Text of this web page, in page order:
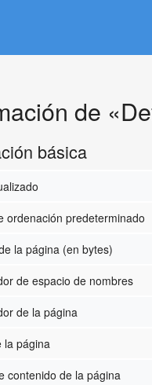
de
básica
ordenación predeterminado
la página (en bytes)
de espacio de nombres
de la página
la página
contenido de la página